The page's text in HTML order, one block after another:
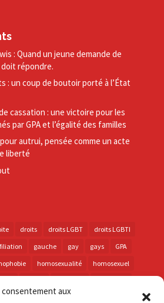
consentement aux
: Quand un jeune demande de
doit répondre.
: un coup de boutoir porté à l’État
cassation : une victoire pour les
par GPA et l’égalité des familles
autrui, pensée comme un acte
liberté
droits droits LGBT
droits LGBTI
filiation gauche gay gays
GPA
homosexualité
homosexuel